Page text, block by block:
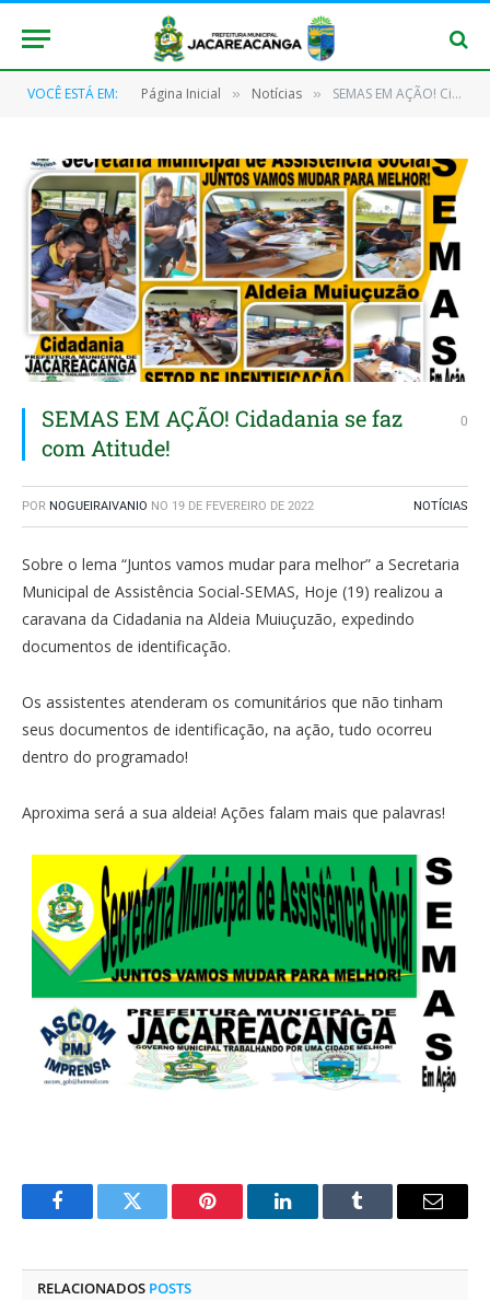
VOCÊ ESTÁ EM: Página Inicial » Notícias » SEMAS EM AÇÃO! Cidadania se faz com Atitude!
SEMAS EM AÇÃO! Cidadania se faz
com Atitude!
0
POR NOGUEIRAIVANIO NO 19 DE FEVEREIRO DE 2022 NOTÍCIAS
Sobre o lema “Juntos vamos mudar para melhor” a Secretaria
Municipal de Assistência Social-SEMAS, Hoje (19) realizou a
caravana da Cidadania na Aldeia Muiuçuzão, expedindo
documentos de identificação.
Os assistentes atenderam os comunitários que não tinham
seus documentos de identificação, na ação, tudo ocorreu
dentro do programado!
Aproxima será a sua aldeia! Ações falam mais que palavras!
FacebookTwitter Pinterest O
Tumblr
E-
RELACIONADOS POSTS